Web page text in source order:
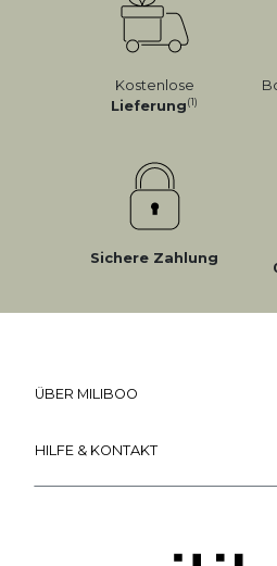
Kostenlose
Lieferung(1)
Sichere Zahlung
ÜBER MILIBOO
HILFE & KONTAKT